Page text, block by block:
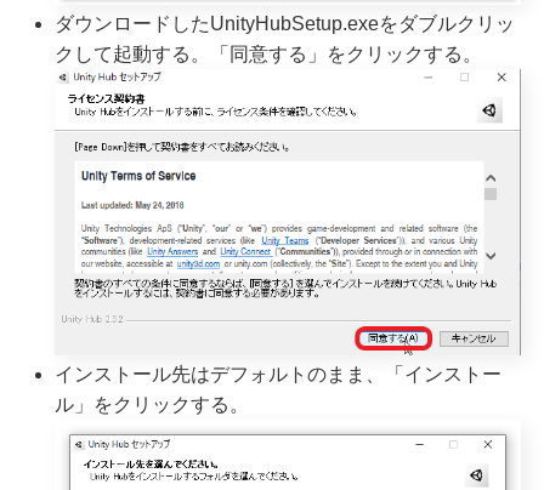
ダウンロードしたUnityHubSetup.exeをダブルクリッ
クして起動する。「同意する」をクリックする。
インストール先はデフォルトのまま、「インストー
ル」をクリックする。